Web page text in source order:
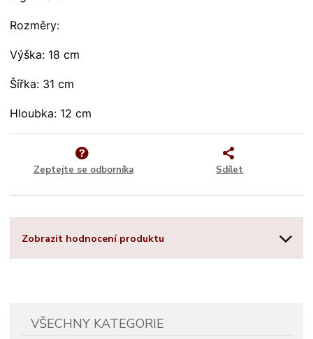
Rozměry:
Výška: 18 cm
Šířka: 31 cm
Hloubka: 12 cm
Zeptejte se odborníka Sdílet
Zobrazit hodnocení produktu
VŠECHNY KATEGORIE